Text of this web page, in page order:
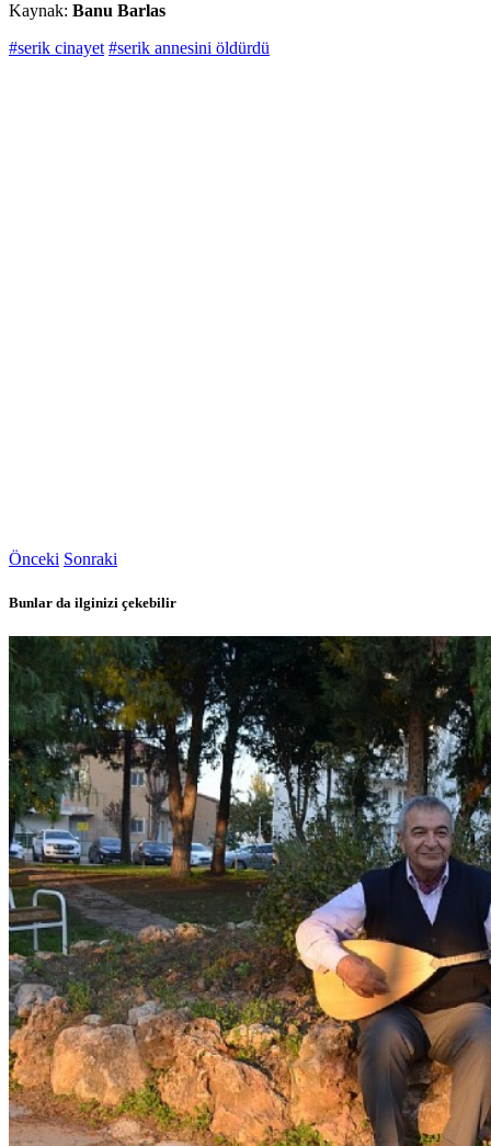
Kaynak: Banu Barlas
#serik cinayet #serik annesini öldürdü
Önceki Sonraki
Bunlar da ilginizi çekebilir